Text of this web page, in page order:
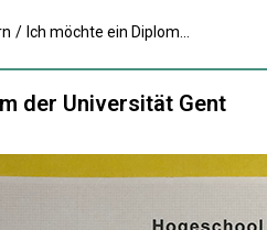
/ Ich möchte ein Diplom...
der Universität Gent